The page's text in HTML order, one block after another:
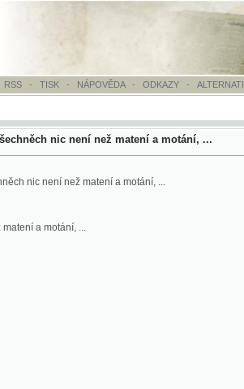
NÁPOVĚDA - ODKAZY - ALTERNATIVNÍ VYHLEDÁVÁNÍ-
než matení a motání, ...
matení a motání, ...
...